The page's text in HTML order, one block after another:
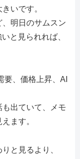
いです。
明日のサムスン
と見られれば、
、価格上昇、AI
出ていて、メモ
ます。
と見るより、